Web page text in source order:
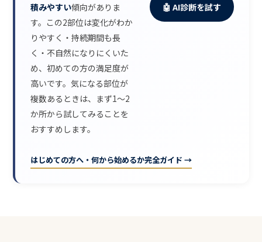
積みやすい傾向がありま
す。この2部位は変化がわか
りやすく・持続期間も長
く・不自然になりにくいた
め、初めての方の満足度が
高いです。気になる部位が
複数あるときは、まず1〜2
か所から試してみることを
おすすめします。
🤖 AI診断を試す
はじめての方へ・何から始めるか完全ガイド →